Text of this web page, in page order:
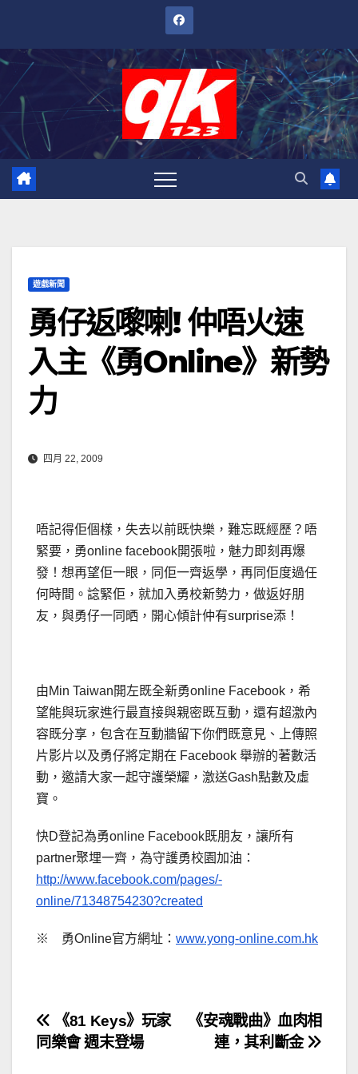
內
遊戲新聞
勇仔返嚟喇! 仲唔火速
入主《勇Online》新勢
力
四月 22, 2009
唔記得佢個樣，失去以前既快樂，難忘既經歷？唔
緊要，勇online facebook開張啦，魅力即刻再爆
發！想再望佢一眼，同佢一齊返學，再同佢度過任
何時間。諗緊佢，就加入勇校新勢力，做返好朋
友，與勇仔一同晒，開心傾計仲有surprise添！
由Min Taiwan開左既全新勇online Facebook，希
望能與玩家進行最直接與親密既互動，還有超激內
容既分享，包含在互動牆留下你們既意見、上傳照
片影片以及勇仔將定期在 Facebook 舉辦的著數活
動，邀請大家一起守護榮耀，激送Gash點數及虛
寶。
快D登記為勇online Facebook既朋友，讓所有
partner聚埋一齊，為守護勇校園加油：
http://www.facebook.com/pages/-
online/71348754230?created
※ 勇Online官方網址： www.yong-online.com.hk
文
章
《安魂戰曲》血肉相
連，其利斷金
《81 Keys》玩家
同樂會 週末登場